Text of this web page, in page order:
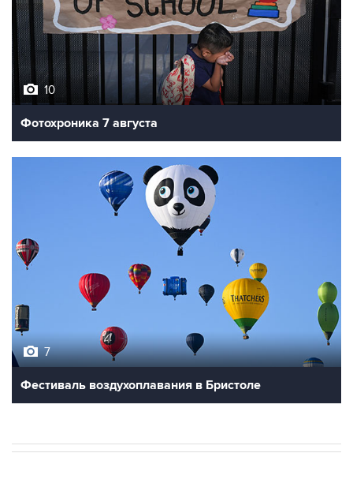
10
Фотохроника 7 августа
7
Фестиваль воздухоплавания в Бристоле